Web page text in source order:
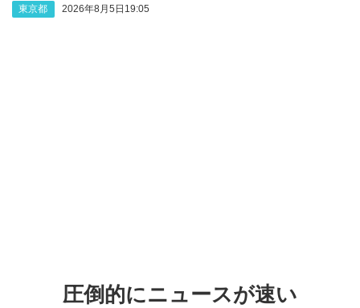
東京都 2026年8月5日19:05
圧倒的にニュースが速い